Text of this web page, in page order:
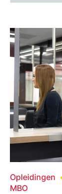
Opleidingen
MBO